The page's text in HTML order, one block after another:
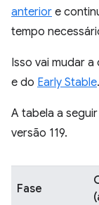
anterior e
tempo
Isso vai mudar
e do Early Stable.
A tabela a
versão 119.
Fase